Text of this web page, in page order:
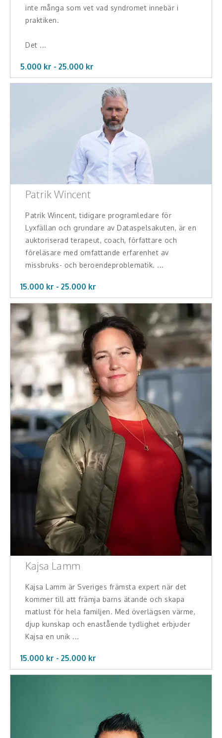
inte många som vet vad syndromet innebär i
praktiken.
Det ...
5.000 kr - 25.000 kr
Patrik Wincent
Patrik Wincent, tidigare programledare för
Lyxfällan och grundare av Dataspelsakuten, är en
auktoriserad terapeut, coach, författare och
föreläsare med omfattande erfarenhet av
missbruks- och beroendeproblematik. ...
15.000 kr - 25.000 kr
Kajsa Lamm
Kajsa Lamm är Sveriges främsta expert när det
kommer till att främja barns ätande och skapa
matlust för hela familjen. Med överlägsen värme,
djup kunskap och enastående tydlighet erbjuder
Kajsa en unik ...
15.000 kr - 25.000 kr